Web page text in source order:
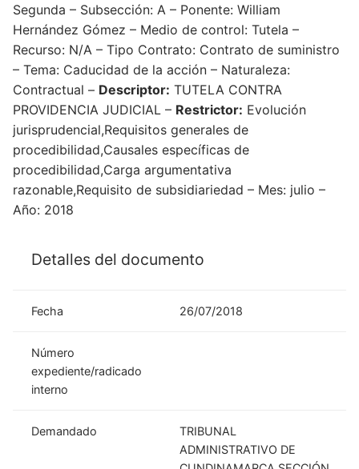
Segunda – Subsección: A – Ponente: William
Hernández Gómez – Medio de control: Tutela –
Recurso: N/A – Tipo Contrato: Contrato de suministro
– Tema: Caducidad de la acción – Naturaleza:
Contractual – Descriptor: TUTELA CONTRA
PROVIDENCIA JUDICIAL – Restrictor: Evolución
jurisprudencial,Requisitos generales de
procedibilidad,Causales específicas de
procedibilidad,Carga argumentativa
razonable,Requisito de subsidiariedad – Mes: julio –
Año: 2018
Detalles del documento
Fecha 26/07/2018
Número
expediente/radicado
interno
Demandado
TRIBUNAL
ADMINISTRATIVO DE